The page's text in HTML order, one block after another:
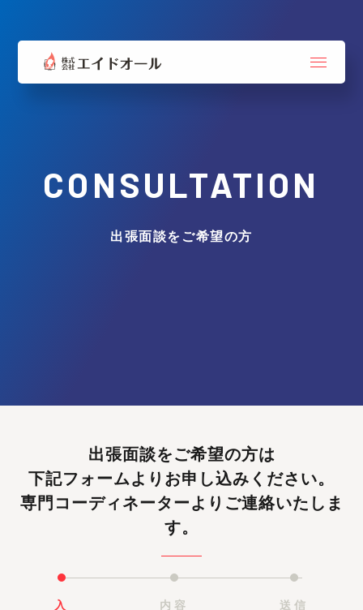
CONSULTATION
出張面談をご希望の方
出張面談をご希望の方は
下記フォームよりお申し込みください。
専門コーディネーターよりご連絡いたしま
す。
入
内容
送信